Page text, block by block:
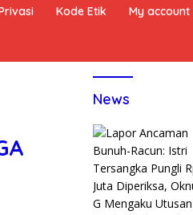
Kode Etik My account
News